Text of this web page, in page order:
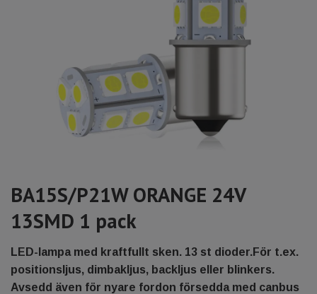
BA15S/P21W ORANGE 24V
13SMD 1 pack
LED-lampa med kraftfullt sken. 13 st dioder.För t.ex.
positionsljus, dimbakljus, backljus eller blinkers.
Avsedd även för nyare fordon försedda med canbus